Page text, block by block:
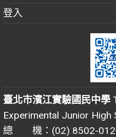
登入
臺北市濱江實驗國民中學
Experimental Junior High
總 機：(02) 8502-